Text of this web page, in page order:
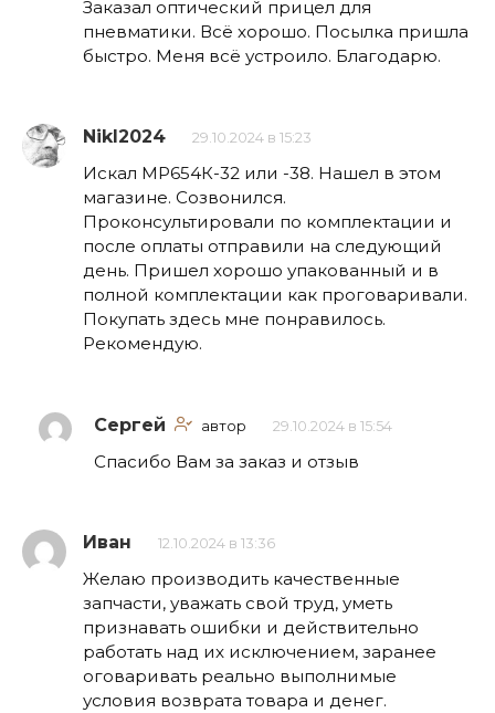
Заказал оптический прицел для
пневматики. Всё хорошо. Посылка пришла
быстро. Меня всё устроило. Благодарю.
NikI2024 29.10.2024 в 15:23
Искал МР654К-32 или -38. Нашел в этом
магазине. Созвонился.
Проконсультировали по комплектации и
после оплаты отправили на следующий
день. Пришел хорошо упакованный и в
полной комплектации как проговаривали.
Покупать здесь мне понравилось.
Рекомендую.
Сергей автор 29.10.2024 в 15:54
Спасибо Вам за заказ и отзыв
Иван 12.10.2024 в 13:36
Желаю производить качественные
запчасти, уважать свой труд, уметь
признавать ошибки и действительно
работать над их исключением, заранее
оговаривать реально выполнимые
условия возврата товара и денег.